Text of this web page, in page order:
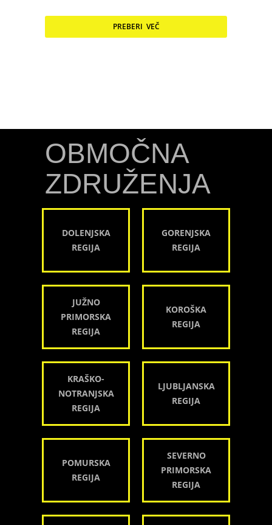
PREBERI VEČ
OBMOČNA
ZDRUŽENJA
DOLENJSKA
REGIJA
GORENJSKA
REGIJA
JUŽNO
PRIMORSKA
REGIJA
KOROŠKA
REGIJA
KRAŠKO-
NOTRANJSKA
REGIJA
LJUBLJANSKA
REGIJA
POMURSKA
REGIJA
SEVERNO
PRIMORSKA
REGIJA